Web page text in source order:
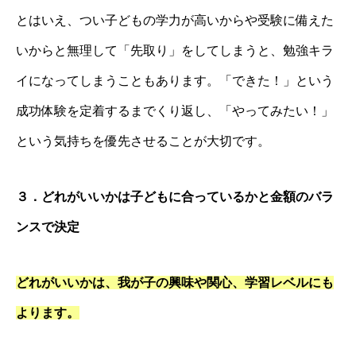
とはいえ、つい子どもの学力が高いからや受験に備えた
いからと無理して「先取り」をしてしまうと、勉強キラ
イになってしまうこともあります。「できた！」という
成功体験を定着するまでくり返し、「やってみたい！」
という気持ちを優先させることが大切です。
３．どれがいいかは子どもに合っているかと金額のバラ
ンスで決定
どれがいいかは、我が子の興味や関心、学習レベルにも
よります。